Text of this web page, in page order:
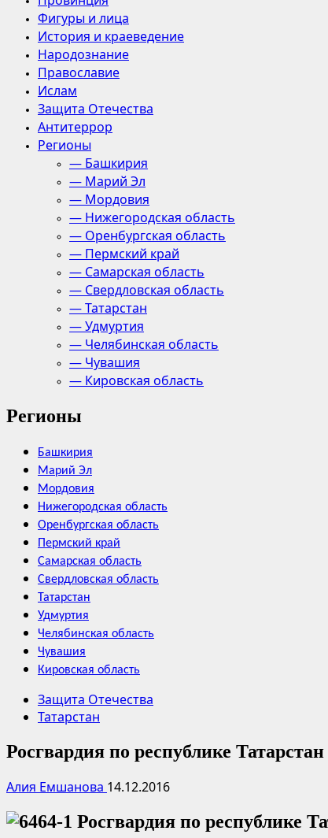
Фигуры и лица
История и краеведение
Народознание
Православие
Ислам
Защита Отечества
Антитеррор
Регионы
— Башкирия
— Марий Эл
— Мордовия
— Нижегородская область
— Оренбургская область
— Пермский край
— Самарская область
— Свердловская область
— Татарстан
— Удмуртия
— Челябинская область
— Чувашия
— Кировская область
Регионы
Башкирия
Марий Эл
Мордовия
Нижегородская область
Оренбургская область
Пермский край
Самарская область
Свердловская область
Татарстан
Удмуртия
Челябинская область
Чувашия
Кировская область
Защита Отечества
Татарстан
Росгвардия по республике Татарстан
Алия Емшанова 14.12.2016